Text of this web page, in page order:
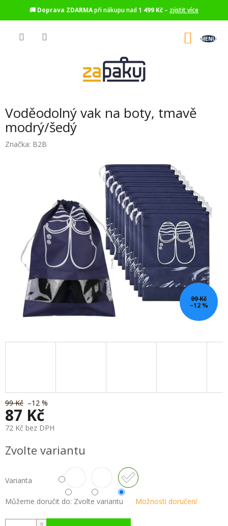
🚚 Doprava ZDARMApři nákupu nad1 499 Kč – zjistit více
Voděodolný vak na boty, tmavě
modrý/šedý
Značka: B2B
99 Kč
–12 %
99 Kč –12 %
87 Kč
72 Kč bez DPH
cena:
Zvolte variantu
Varianta
Můžeme doručit do: Zvolte variantu Možnosti doručení